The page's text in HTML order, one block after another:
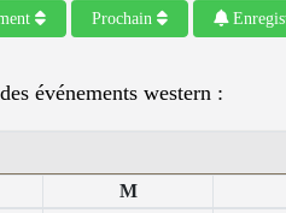
Prochain
événements western :
M